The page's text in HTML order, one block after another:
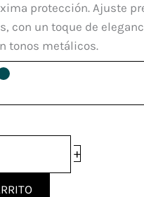
protección. Ajuste
con un toque de
tonos metálicos.
+